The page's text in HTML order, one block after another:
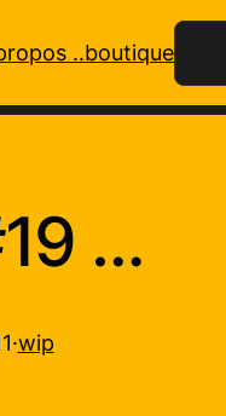
..boutique
…
·wip